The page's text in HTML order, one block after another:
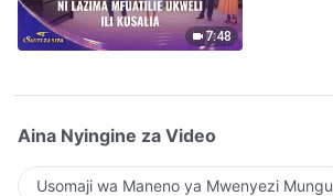
7:48
Aina Nyingine za Video
Usomaji wa Maneno ya Mwenyezi Mungu